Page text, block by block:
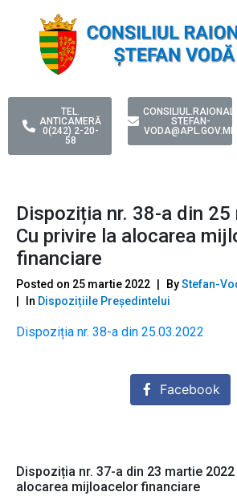
TEL.
ANTICAMERĂ
0(242) 2-20-
58
CONSILIUL.RAIONAL-
STEFAN-
VODA@APL.GOV.MD
Dispoziția nr. 38-a din
Cu privire la alocarea
financiare
Posted on 25 martie 2022 ByStefan-
In Dispozițiile Președintelui
Dispoziția nr. 38-a din 25.03.2022
Facebook
Dispoziția nr. 37-a din 23 martie
alocarea mijloacelor financiare